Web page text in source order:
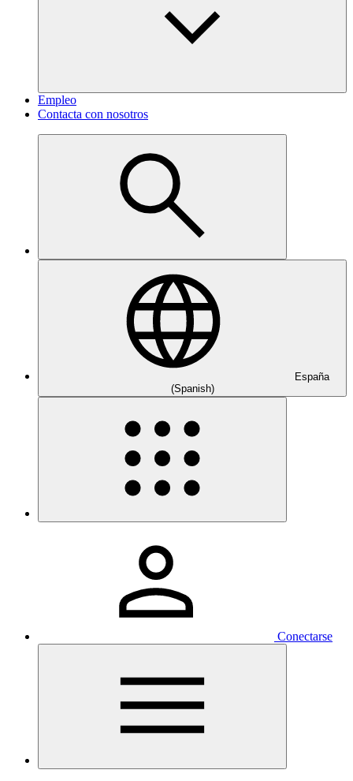
Empleo
Contacta con nosotros
España
(Spanish)
Conectarse